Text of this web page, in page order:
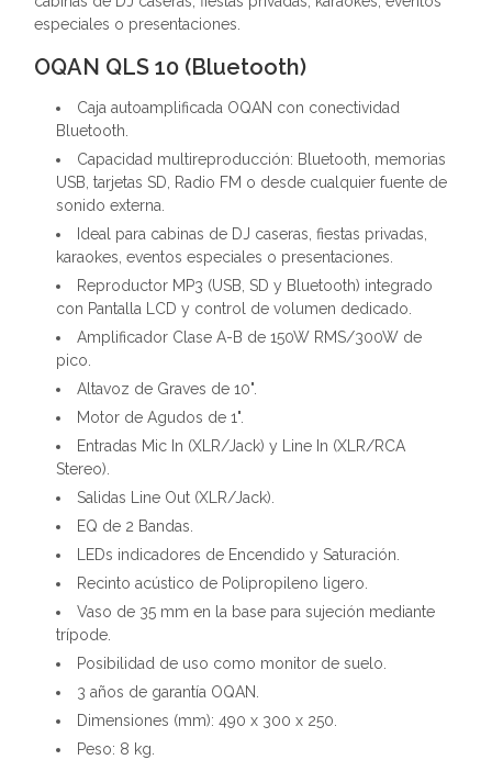
especiales o presentaciones.
OQAN QLS 10 (Bluetooth)
Caja autoamplificada OQAN con conectividad
Bluetooth.
Capacidad multireproducción: Bluetooth, memorias
USB, tarjetas SD, Radio FM o desde cualquier fuente de
sonido externa.
Ideal para cabinas de DJ caseras, fiestas privadas,
karaokes, eventos especiales o presentaciones.
Reproductor MP3 (USB, SD y Bluetooth) integrado
con Pantalla LCD y control de volumen dedicado.
Amplificador Clase A-B de 150W RMS/300W de
pico.
Altavoz de Graves de 10".
Motor de Agudos de 1".
Entradas Mic In (XLR/Jack) y Line In (XLR/RCA
Stereo).
Salidas Line Out (XLR/Jack).
EQ de 2 Bandas.
LEDs indicadores de Encendido y Saturación.
Recinto acústico de Polipropileno ligero.
Vaso de 35 mm en la base para sujeción mediante
trípode.
Posibilidad de uso como monitor de suelo.
3 años de garantía OQAN.
Dimensiones (mm): 490 x 300 x 250.
Peso: 8 kg.